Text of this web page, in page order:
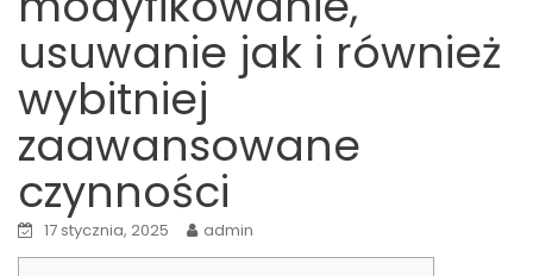
usuwanie jak i również
wybitniej
zaawansowane
czynności
17 stycznia, 2025 admin